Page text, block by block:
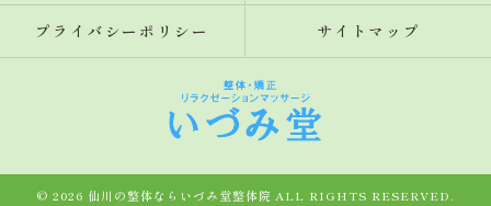
プライバシーポリシー サイトマップ
© 2026 仙川の整体ならいづみ堂整体院 ALL RIGHTS RESERVED.